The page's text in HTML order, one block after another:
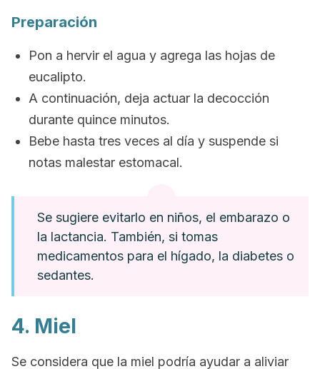
Preparación
Pon a hervir el agua y agrega las hojas de
eucalipto.
A continuación, deja actuar la decocción
durante quince minutos.
Bebe hasta tres veces al día y suspende si
notas malestar estomacal.
Se sugiere evitarlo en niños, el embarazo o
la lactancia. También, si tomas
medicamentos para el hígado, la diabetes o
sedantes.
4. Miel
Se considera que la miel podría ayudar a aliviar